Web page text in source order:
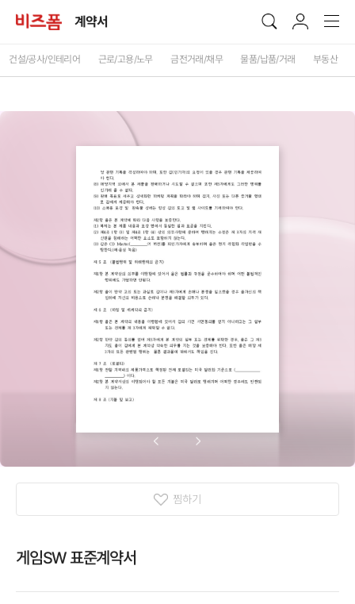
계약서
건설/공사/인테리어 근로/고용/노무 금전거래/채무 물품/납품/거래 부동산
찜하기
게임SW 표준계약서